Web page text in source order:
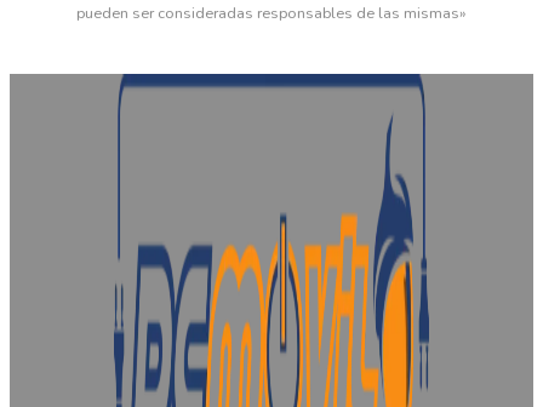
pueden ser consideradas responsables de las mismas»